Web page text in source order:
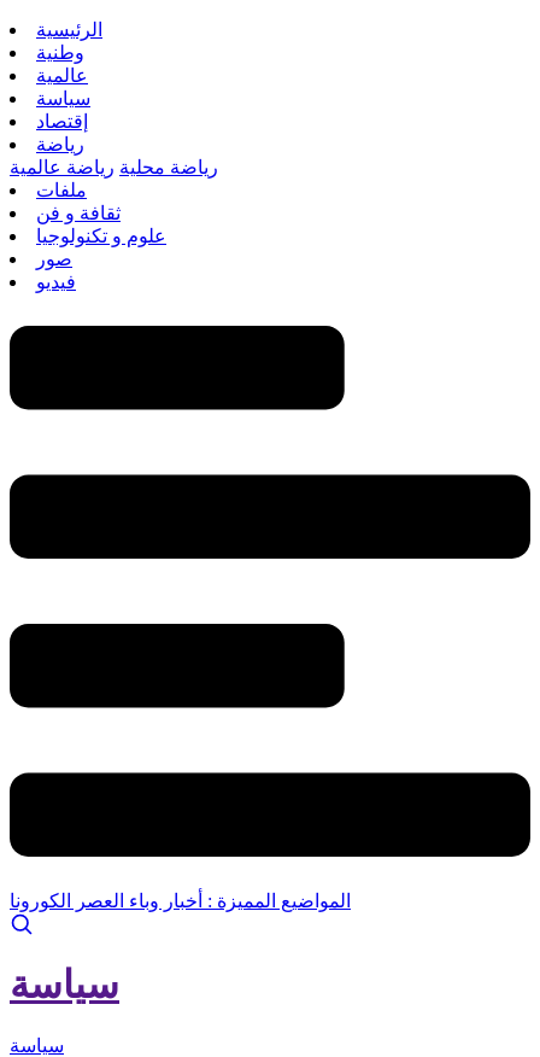
الرئيسية
وطنية
عالمية
سياسة
إقتصاد
رياضة
رياضة محلية رياضة عالمية
ملفات
ثقافة و فن
علوم و تكنولوجيا
صور
فيديو
المواضيع المميزة : أخبار وباء العصر الكورونا
سياسة
سياسة